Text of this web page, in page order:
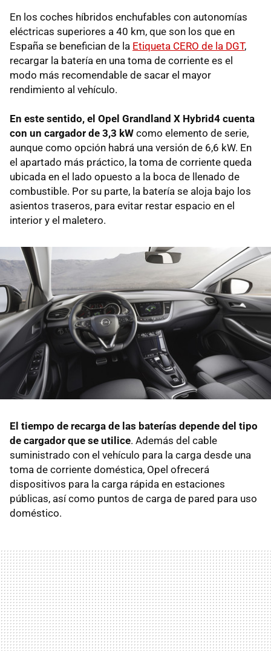
En los coches híbridos enchufables con autonomías
eléctricas superiores a 40 km, que son los que en
España se benefician de la Etiqueta CERO de la DGT,
recargar la batería en una toma de corriente es el
modo más recomendable de sacar el mayor
rendimiento al vehículo.
En este sentido, el Opel Grandland X Hybrid4 cuenta
con un cargador de 3,3 kW como elemento de serie,
aunque como opción habrá una versión de 6,6 kW. En
el apartado más práctico, la toma de corriente queda
ubicada en el lado opuesto a la boca de llenado de
combustible. Por su parte, la batería se aloja bajo los
asientos traseros, para evitar restar espacio en el
interior y el maletero.
El tiempo de recarga de las baterías depende del tipo
de cargador que se utilice. Además del cable
suministrado con el vehículo para la carga desde una
toma de corriente doméstica, Opel ofrecerá
dispositivos para la carga rápida en estaciones
públicas, así como puntos de carga de pared para uso
doméstico.